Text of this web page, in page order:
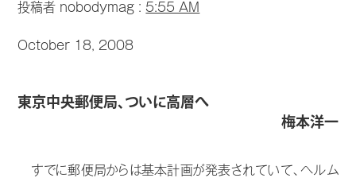
投稿者 nobodymag : 5:55 AM
October 18, 2008
東京中央郵便局、ついに高層へ
梅本洋一
すでに郵便局からは基本計画が発表されていて、ヘルム